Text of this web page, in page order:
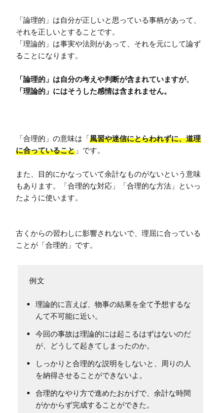
「論理的」は自分が正しいと思っている事柄があって、
それを正しいとすることです。
「理論的」は事実や法則があって、それを元にして論ず
「論理的」は自分の考えや判断が含まれていますが、
「合理的」の意味は「風習や迷信にとらわれずに、道理
に合っていること 」です。
また、目的にかなっていて余計なものがないという意味
もあります。「合理的な対応」「合理的な方法」といっ
たように使います。
古くからの習わしに影響されないで、理屈に合っている
ことが「合理的」です。
理論的に言えば、物事の結果を全て予想するな
んて不可能に近い。
今回の事故は理論的には起こるはずはないのだ
が、どうして起きてしまったのか。
しっかりと合理的な説明をしないと、周りの人
を納得させることができないよ。
合理的なやり方で進めたおかげで、余計な時間
がかからず完成することができた。